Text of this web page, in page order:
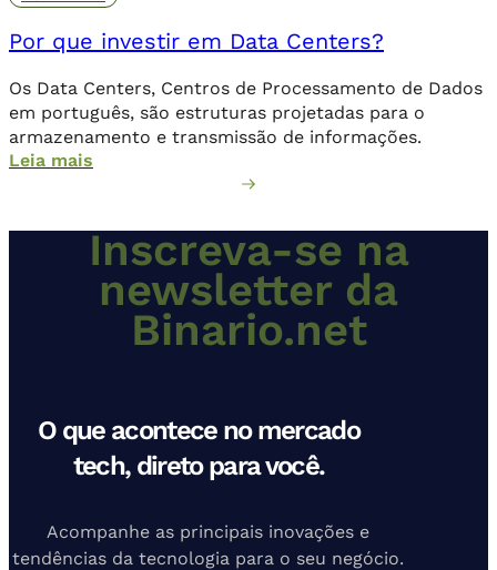
Por que investir em Data Centers?
Os Data Centers, Centros de Processamento de Dados
em português, são estruturas projetadas para o
armazenamento e transmissão de informações.
Leia mais
Inscreva-se na
newsletter da
Binario.net
O que acontece no mercado
tech, direto para você.
Acompanhe as principais inovações e
tendências da tecnologia para o seu negócio.